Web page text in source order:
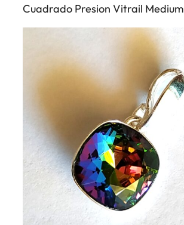
Cuadrado Presion Vitrail Medium